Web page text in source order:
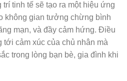
tinh tế sẽ tạo ra một hiệu ứng
không gian tưởng chừng bình
mạn, và đầy cảm hứng. Điều
cảm xúc của chủ nhân mà
trong lòng bạn bè, gia đình khi